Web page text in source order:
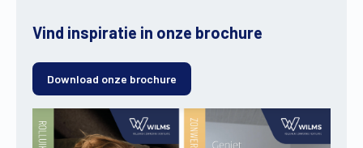
Vind inspiratie in onze brochure
Download onze brochure